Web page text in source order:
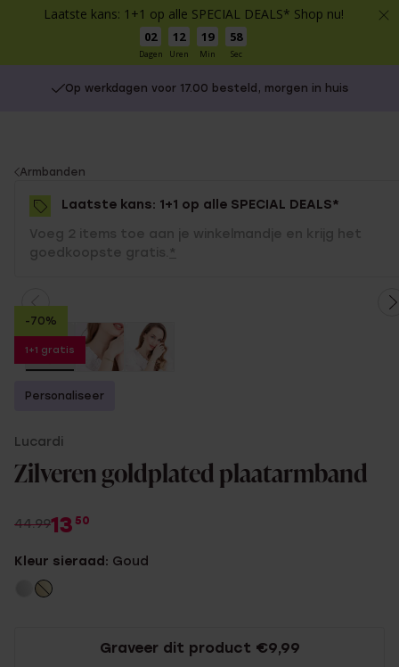
Laatste kans: 1+1 op alle SPECIAL DEALS* Shop nu!
02
Dagen
12
Uren
19
Min
58
Sec
Op werkdagen voor 17.00 besteld, morgen in huis
You
are
here:
Armbanden
Laatste kans: 1+1 op alle SPECIAL DEALS*
Voeg 2 items toe aan je winkelmandje en krijg het
goedkoopste gratis. *
-70%
1+1 gratis
Personaliseer
Lucardi
Zilveren goldplated plaatarmband
44.9913 50
Kleur sieraad: Goud
Graveer dit product €9,99